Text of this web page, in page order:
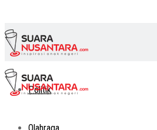
Politik